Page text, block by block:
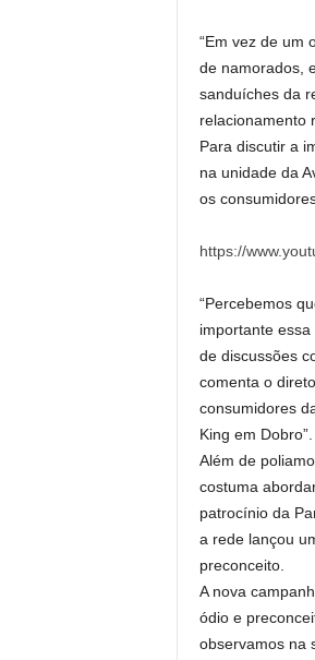
“Em vez de um
de namorados,
sanduíches da
relacionamento
Para discutir a
na unidade da
os
https://
“Percebemos
importante
de discussões
comenta o
consumidores
King em Dobro”.
Além de
costuma
patrocínio da
a rede lançou
preconceito.
A nova
ódio e
observamos na